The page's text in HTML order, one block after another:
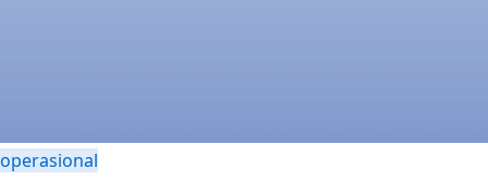
operasional